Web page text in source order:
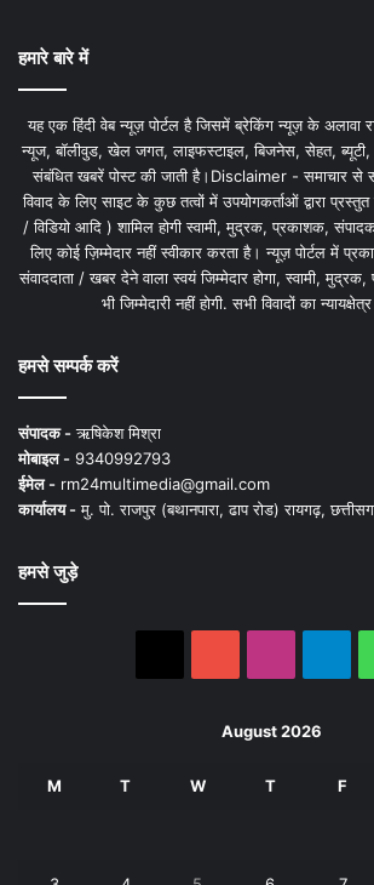
हमारे बारे में
यह एक हिंदी वेब न्यूज़ पोर्टल है जिसमें ब्रेकिंग न्यूज़ के अलावा
न्यूज, बॉलीवुड, खेल जगत, लाइफस्टाइल, बिजनेस, सेहत, ब्यूटी,
संबंधित खबरें पोस्ट की जाती है।Disclaimer - समाचार से
विवाद के लिए साइट के कुछ तत्वों में उपयोगकर्ताओं द्वारा
/ विडियो आदि ) शामिल होगी स्वामी, मुद्रक, प्रकाशक,
लिए कोई ज़िम्मेदार नहीं स्वीकार करता है। न्यूज़ पोर्टल में
संवाददाता / खबर देने वाला स्वयं जिम्मेदार होगा, स्वामी,
भी जिम्मेदारी नहीं होगी. सभी विवादों का
हमसे सम्पर्क करें
संपादक -ऋषिकेश मिश्रा
मोबाइल - 9340992793
ईमेल - rm24multimedia@gmail.com
कार्यालय -मु. पो. राजपुर (बथानपारा, ढाप रोड) रायगढ़,
हमसे जुड़े
August 2026
M T W T F